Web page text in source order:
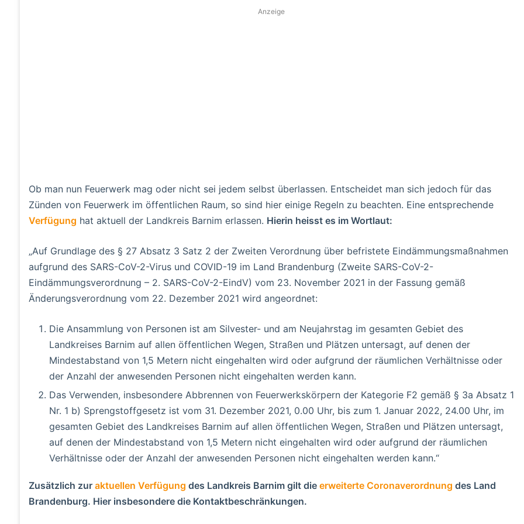
Anzeige
Ob man nun Feuerwerk mag oder nicht sei jedem selbst überlassen. Entscheidet man sich jedoch für das
Zünden von Feuerwerk im öffentlichen Raum, so sind hier einige Regeln zu beachten. Eine entsprechende
Verfügung hat aktuell der Landkreis Barnim erlassen. Hierin heisst es im Wortlaut:
„Auf Grundlage des § 27 Absatz 3 Satz 2 der Zweiten Verordnung über befristete Eindämmungsmaßnahmen
aufgrund des SARS-CoV-2-Virus und COVID-19 im Land Brandenburg (Zweite SARS-CoV-2-
Eindämmungsverordnung – 2. SARS-CoV-2-EindV) vom 23. November 2021 in der Fassung gemäß
Änderungsverordnung vom 22. Dezember 2021 wird angeordnet:
Die Ansammlung von Personen ist am Silvester- und am Neujahrstag im gesamten Gebiet des
Landkreises Barnim auf allen öffentlichen Wegen, Straßen und Plätzen untersagt, auf denen der
Mindestabstand von 1,5 Metern nicht eingehalten wird oder aufgrund der räumlichen Verhältnisse oder
der Anzahl der anwesenden Personen nicht eingehalten werden kann.
Das Verwenden, insbesondere Abbrennen von Feuerwerkskörpern der Kategorie F2 gemäß § 3a Absatz 1
Nr. 1 b) Sprengstoffgesetz ist vom 31. Dezember 2021, 0.00 Uhr, bis zum 1. Januar 2022, 24.00 Uhr, im
gesamten Gebiet des Landkreises Barnim auf allen öffentlichen Wegen, Straßen und Plätzen untersagt,
auf denen der Mindestabstand von 1,5 Metern nicht eingehalten wird oder aufgrund der räumlichen
Verhältnisse oder der Anzahl der anwesenden Personen nicht eingehalten werden kann.“
Zusätzlich zur aktuellen Verfügung des Landkreis Barnim gilt die erweiterte Coronaverordnung des Land
Brandenburg. Hier insbesondere die Kontaktbeschränkungen.